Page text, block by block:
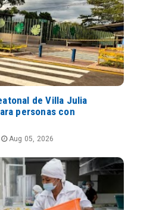
de Villa Julia
personas con
Aug 05, 2026